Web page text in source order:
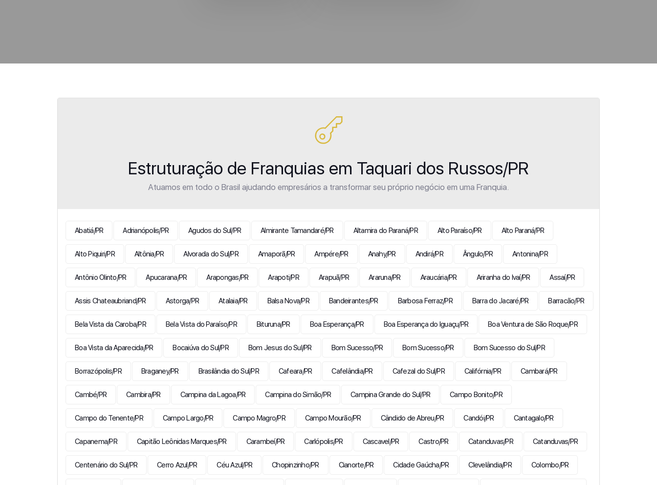
Estruturação de Franquias em Taquari dos Russos/PR
Atuamos em todo o Brasil ajudando empresários a transformar seu próprio negócio em uma Franquia.
Abatiá/PR Adrianópolis/PR Agudos do Sul/PR Almirante Tamandaré/PR Altamira do Paraná/PR Alto Paraíso/PR Alto Paraná/PR
Alto Piquiri/PR Altônia/PR Alvorada do Sul/PR Amaporã/PR Ampére/PR Anahy/PR Andirá/PR Ângulo/PR Antonina/PR
Antônio Olinto/PR Apucarana/PR Arapongas/PR Arapoti/PR Arapuã/PR Araruna/PR Araucária/PR Ariranha do Ivaí/PR Assaí/PR
Assis Chateaubriand/PR Astorga/PR Atalaia/PR Balsa Nova/PR Bandeirantes/PR Barbosa Ferraz/PR Barra do Jacaré/PR Barracão/PR
Bela Vista da Caroba/PR Bela Vista do Paraíso/PR Bituruna/PR Boa Esperança/PR Boa Esperança do Iguaçu/PR Boa Ventura de São Roque/PR
Boa Vista da Aparecida/PR Bocaiúva do Sul/PR Bom Jesus do Sul/PR Bom Sucesso/PR Bom Sucesso/PR Bom Sucesso do Sul/PR
Borrazópolis/PR Braganey/PR Brasilândia do Sul/PR Cafeara/PR Cafelândia/PR Cafezal do Sul/PR Califórnia/PR Cambará/PR
Cambé/PR Cambira/PR Campina da Lagoa/PR Campina do Simão/PR Campina Grande do Sul/PR Campo Bonito/PR
Campo do Tenente/PR Campo Largo/PR Campo Magro/PR Campo Mourão/PR Cândido de Abreu/PR Candói/PR Cantagalo/PR
Capanema/PR Capitão Leônidas Marques/PR Carambeí/PR Carlópolis/PR Cascavel/PR Castro/PR Catanduvas/PR Catanduvas/PR
Centenário do Sul/PR Cerro Azul/PR Céu Azul/PR Chopinzinho/PR Cianorte/PR Cidade Gaúcha/PR Clevelândia/PR Colombo/PR